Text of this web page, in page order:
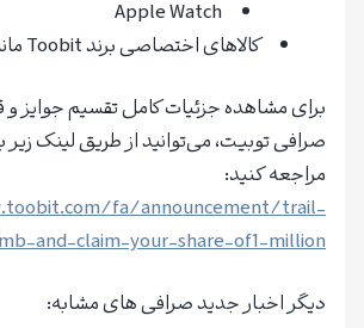
Apple Watch
کالاهای اختصاصی برند Toobit مانند تیشرت و کیف
برای مشاهده جزئیات کامل تقسیم جوایز و
صرافی توبیت، می‌توانید از طریق لینک زیر
مراجعه کنید:
fa/announcement/trail-
and-claim-your-share-of1-million
دیگر اخبار جدید صرافی های مشابه: